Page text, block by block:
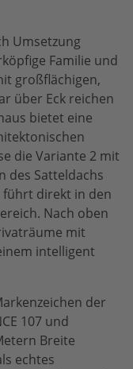
Umsetzung
Familie und
großflächigen,
über Eck reichen
bietet eine
die Variante 2 mit
des Satteldachs
führt direkt in den
Nach oben
mit
intelligent
der
107 und
Breite
echtes